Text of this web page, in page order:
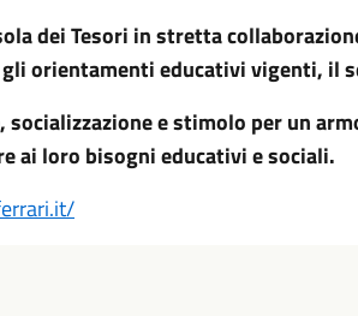
dei Tesori in stretta
orientamenti educativi vigenti, il
e stimolo per un
ai loro bisogni educativi e sociali.